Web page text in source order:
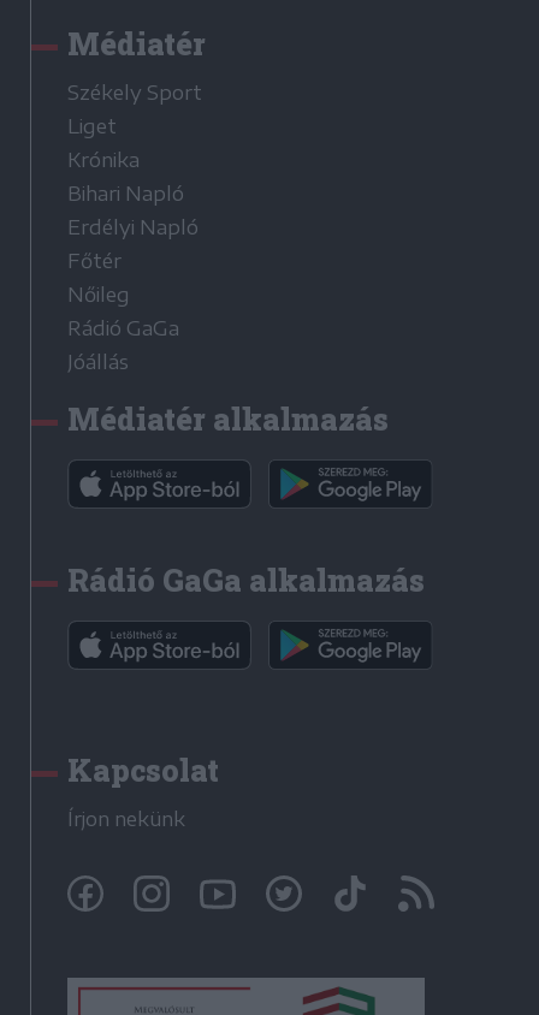
Médiatér
Székely Sport
Liget
Krónika
Bihari Napló
Erdélyi Napló
Főtér
Nőileg
Rádió GaGa
Jóállás
Médiatér alkalmazás
Rádió GaGa alkalmazás
Kapcsolat
Írjon nekünk